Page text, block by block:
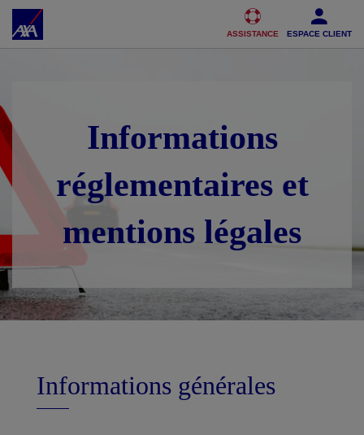
Accéder au Contenu Accéder au Pied de page
ASSISTANCE ESPACE CLIENT
Informations
réglementaires et
mentions légales
Informations générales